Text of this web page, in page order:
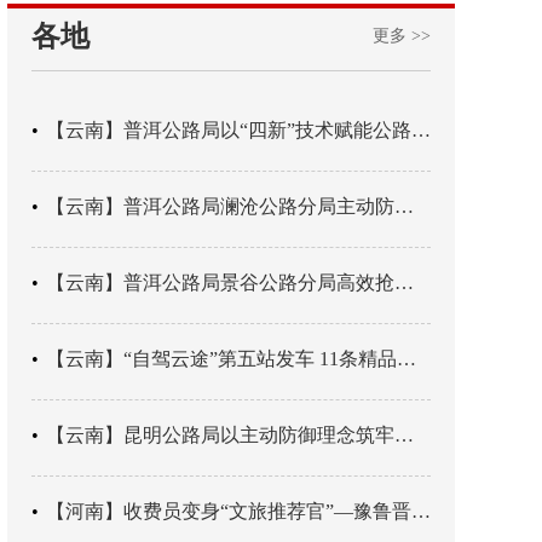
各地 更多 >>
【云南】普洱公路局以“四新”技术赋能公路养护
【云南】普洱公路局澜沧公路分局主动防御成功处置214国道山体崩塌险情
【云南】普洱公路局景谷公路分局高效抢通紧急送医村路
【云南】“自驾云途”第五站发车 11条精品线路串起全域风光
【云南】昆明公路局以主动防御理念筑牢汛期安全防线
【河南】收费员变身“文旅推荐官”—豫鲁晋四地市交旅融合让游客一下高速就“入戏”